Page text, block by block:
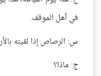
في أهل الموقف.
س: الرصاص إذا لقيته
ج: ماذا؟